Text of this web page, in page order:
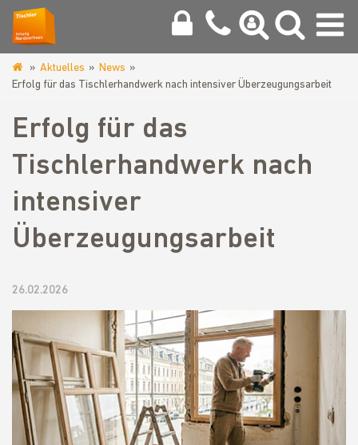
www.tischlerinnung-
Aktuelles
News
Erfolg für das Tischlerhandwerk nach intensiver Überzeugungsarbeit
Erfolg für das
Tischlerhandwerk nach
intensiver
Überzeugungsarbeit
26.02.2026